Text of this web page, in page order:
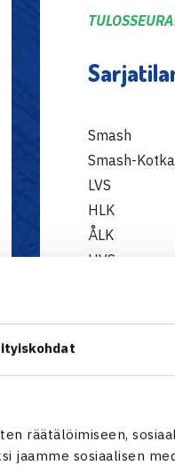
räätälöimiseen,
jaamme sosiaalisen
Smash
Smash-Kotka
LVS
HLK
ÅLK
HVS
Kaikki